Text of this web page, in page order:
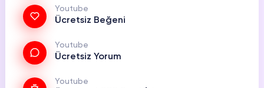
Youtube
Ücretsiz Beğeni
Youtube
Ücretsiz Yorum
Youtube